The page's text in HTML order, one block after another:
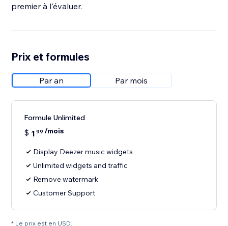
premier à l'évaluer.
Prix et formules
Par an Par mois
Formule Unlimited
$ 1 99 /mois
Display Deezer music widgets
Unlimited widgets and traffic
Remove watermark
Customer Support
* Le prix est en USD.